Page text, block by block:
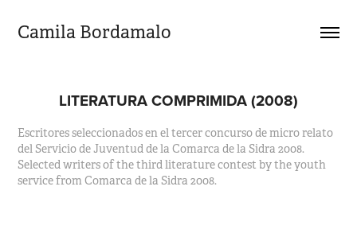
Camila Bordamalo
LITERATURA COMPRIMIDA (2008)
Escritores seleccionados en el tercer concurso de micro relato
del Servicio de Juventud de la Comarca de la Sidra 2008.
Selected writers of the third literature contest by the youth
service from Comarca de la Sidra 2008.